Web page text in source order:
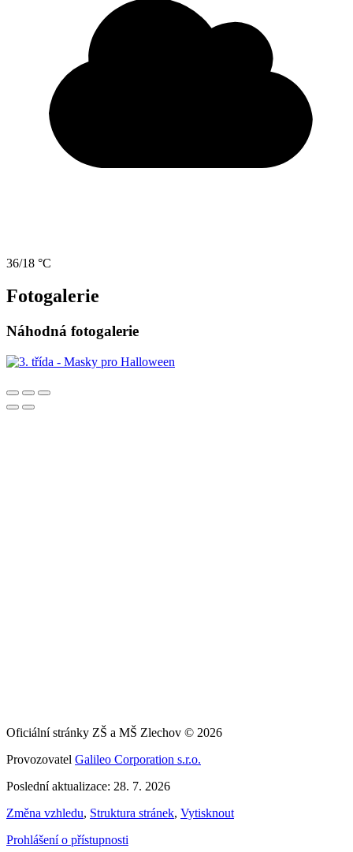
36/18 °C
Fotogalerie
Náhodná fotogalerie
Oficiální stránky ZŠ a MŠ Zlechov © 2026
Provozovatel Galileo Corporation s.r.o.
Poslední aktualizace: 28. 7. 2026
Změna vzhledu, Struktura stránek, Vytisknout
Prohlášení o přístupnosti